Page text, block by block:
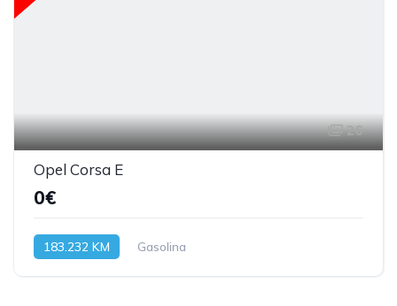
26
Opel Corsa E
0€
183.232 KM Gasolina